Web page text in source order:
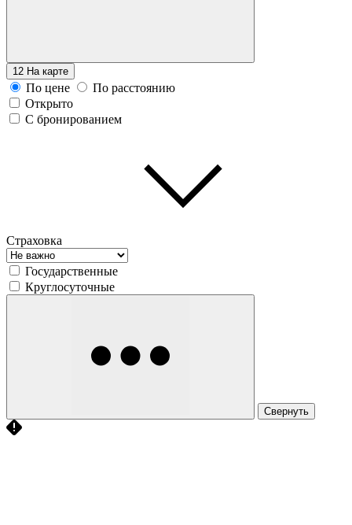
12 На карте
По цене
По расстоянию
Открыто
С бронированием
Страховка
Государственные
Круглосуточные
Свернуть